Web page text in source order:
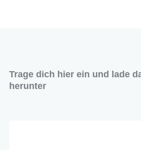
Trage dich hier ein und lade
herunter